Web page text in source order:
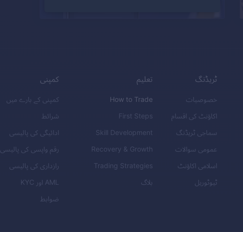
ٹریڈنگ
خصوصیات
اکاؤنٹ کی اقسام
سماجی ٹریڈنگ
عمومی سوالات
اسلامی اکاؤنٹ
ٹیوٹوریل
تعلیم
How to Trade
First Steps
Skill Development
Recovery & Growth
Trading Strategies
بلاگ
کمپنی
کمپنی کے بارے میں
شرائط
ادائیگی کی پالیسی
رقم واپسی کی پالیسی
رازداری کی پالیسی
AML اور KYC
ضوابط